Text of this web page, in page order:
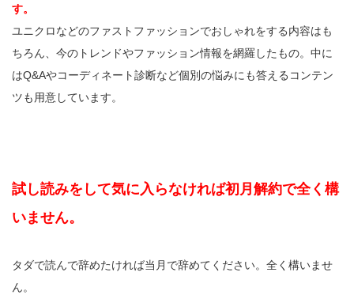
す。
ユニクロなどのファストファッションでおしゃれをする内容はも
ちろん、今のトレンドやファッション情報を網羅したもの。中に
はQ&Aやコーディネート診断など個別の悩みにも答えるコンテン
ツも用意しています。
試し読みをして気に入らなければ初月解約で全く構
いません。
タダで読んで辞めたければ当月で辞めてください。全く構いませ
ん。